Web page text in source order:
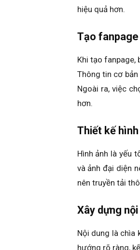
hiệu quả hơn.
Tạo
Khi tạo fanpage,
Thông tin cơ
Ngoài ra, việc
hơn.
Thiết kế
Hình ảnh là yếu
và ảnh đại diện
nên truyền tải
Xây dựng
Nội dung là chìa
hướng rõ ràng,